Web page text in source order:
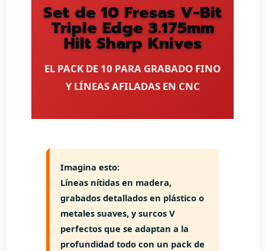
Set de 10 Fresas V-Bit
Triple Edge 3.175mm
Hilt Sharp Knives
EL PACK DE 10 PARA GRABADO FINO
Y LÍNEAS AFILADAS EN CNC
Imagina esto:
Líneas nítidas en madera,
grabados detallados en plástico o
metales suaves, y surcos V
perfectos que se adaptan a la
profundidad todo con un pack de